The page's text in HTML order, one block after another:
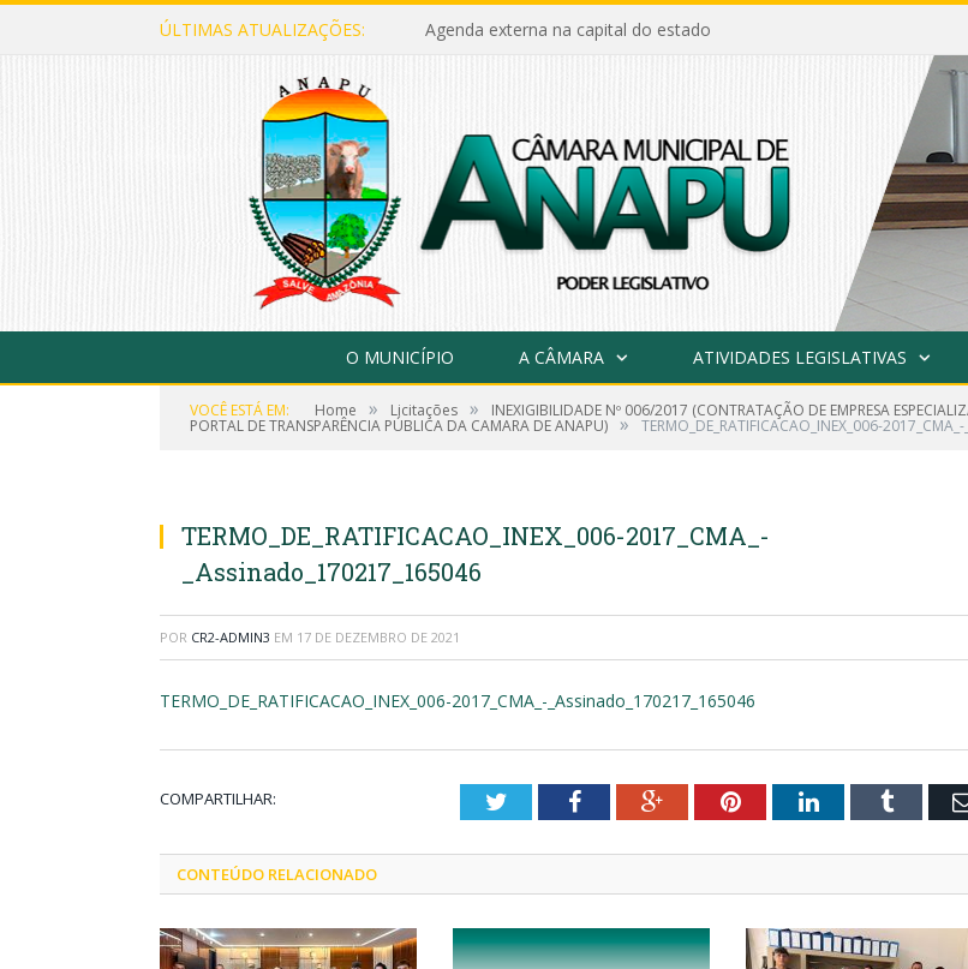
ÚLTIMAS ATUALIZAÇÕES: Agenda externa na capital do estado
O MUNICÍPIO A CÂMARA ATIVIDADES LEGISLATIVAS
VOCÊ ESTÁ EM: Home » Licitações » INEXIGIBILIDADE Nº 006/2017 (CONTRATAÇÃO DE EMPRESA
PORTAL DE TRANSPARÊNCIA PÚBLICA DA CAMARA DE ANAPU) » TERMO_DE_RATIFICACAO_INEX_006-
TERMO_DE_RATIFICACAO_INEX_006-2017_CMA_-
_Assinado_170217_165046
POR CR2-ADMIN3 EM 17 DE DEZEMBRO DE 2021
TERMO_DE_RATIFICACAO_INEX_006-2017_CMA_-_Assinado_170217_165046
COMPARTILHAR: TwitterFacebookGoogle+PinterestLinkedInTumblr
CONTEÚDO RELACIONADO